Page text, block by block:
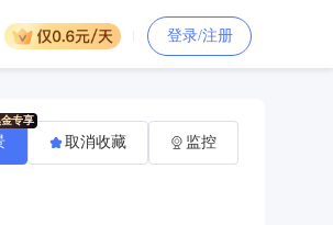
登录/注册
取消收藏 监控